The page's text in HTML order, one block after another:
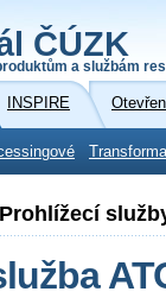
ČÚZK
a službám
INSPIRE